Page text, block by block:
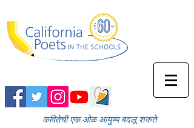
कवितेची एक ओळ आयुष्य बदलू शकते